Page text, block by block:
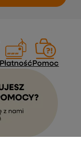
Płatność Pomoc